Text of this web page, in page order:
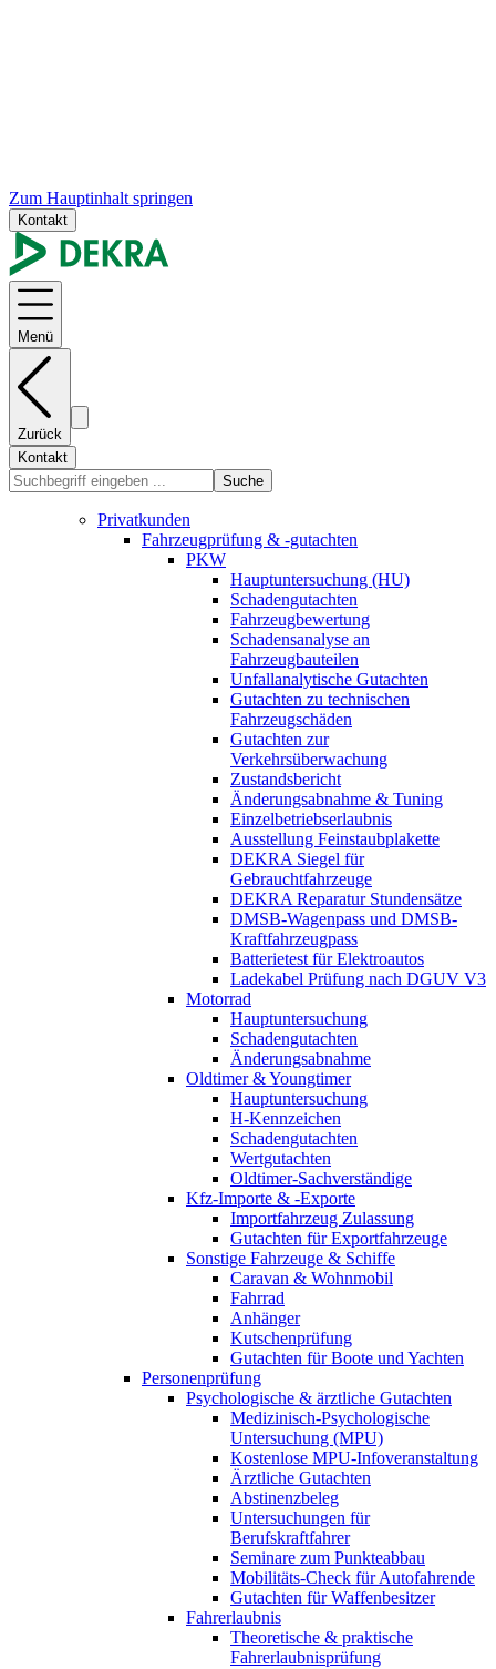
Zum Hauptinhalt springen
Kontakt
Menü
Zurück
Kontakt
Suche
Privatkunden
Fahrzeugprüfung & -gutachten
PKW
Hauptuntersuchung (HU)
Schadengutachten
Fahrzeugbewertung
Schadensanalyse an
Fahrzeugbauteilen
Unfallanalytische Gutachten
Gutachten zu technischen
Fahrzeugschäden
Gutachten zur
Verkehrsüberwachung
Zustandsbericht
Änderungsabnahme & Tuning
Einzelbetriebserlaubnis
Ausstellung Feinstaubplakette
DEKRA Siegel für
Gebrauchtfahrzeuge
DEKRA Reparatur Stundensätze
DMSB-Wagenpass und DMSB-
Kraftfahrzeugpass
Batterietest für Elektroautos
Ladekabel Prüfung nach DGUV V3
Motorrad
Hauptuntersuchung
Schadengutachten
Änderungsabnahme
Oldtimer & Youngtimer
Hauptuntersuchung
H-Kennzeichen
Schadengutachten
Wertgutachten
Oldtimer-Sachverständige
Kfz-Importe & -Exporte
Importfahrzeug Zulassung
Gutachten für Exportfahrzeuge
Sonstige Fahrzeuge & Schiffe
Caravan & Wohnmobil
Fahrrad
Anhänger
Kutschenprüfung
Gutachten für Boote und Yachten
Personenprüfung
Psychologische & ärztliche Gutachten
Medizinisch-Psychologische
Untersuchung (MPU)
Kostenlose MPU-Infoveranstaltung
Ärztliche Gutachten
Abstinenzbeleg
Untersuchungen für
Berufskraftfahrer
Seminare zum Punkteabbau
Mobilitäts-Check für Autofahrende
Gutachten für Waffenbesitzer
Fahrerlaubnis
Theoretische & praktische
Fahrerlaubnisprüfung